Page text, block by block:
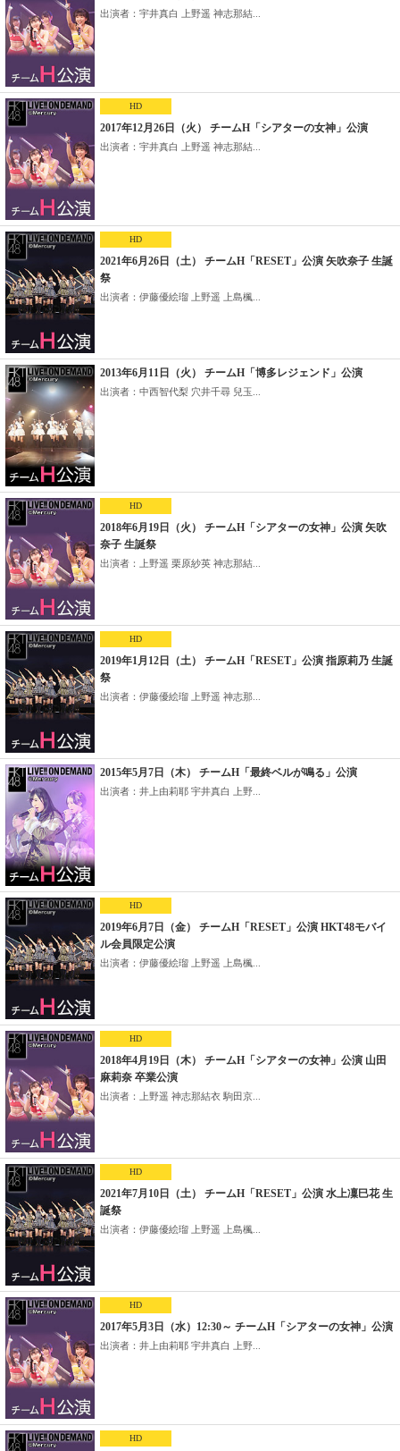
出演者：宇井真白 上野遥 神志那結...
HD
2017年12月26日（火） チームH「シアターの女神」公演
出演者：宇井真白 上野遥 神志那結...
HD
2021年6月26日（土） チームH「RESET」公演 矢吹奈子 生誕
祭
出演者：伊藤優絵瑠 上野遥 上島楓...
2013年6月11日（火） チームH「博多レジェンド」公演
出演者：中西智代梨 穴井千尋 兒玉...
HD
2018年6月19日（火） チームH「シアターの女神」公演 矢吹
奈子 生誕祭
出演者：上野遥 栗原紗英 神志那結...
HD
2019年1月12日（土） チームH「RESET」公演 指原莉乃 生誕
祭
出演者：伊藤優絵瑠 上野遥 神志那...
2015年5月7日（木） チームH「最終ベルが鳴る」公演
出演者：井上由莉耶 宇井真白 上野...
HD
2019年6月7日（金） チームH「RESET」公演 HKT48モバイ
ル会員限定公演
出演者：伊藤優絵瑠 上野遥 上島楓...
HD
2018年4月19日（木） チームH「シアターの女神」公演 山田
麻莉奈 卒業公演
出演者：上野遥 神志那結衣 駒田京...
HD
2021年7月10日（土） チームH「RESET」公演 水上凜巳花 生
誕祭
出演者：伊藤優絵瑠 上野遥 上島楓...
HD
2017年5月3日（水）12:30～ チームH「シアターの女神」公演
出演者：井上由莉耶 宇井真白 上野...
HD